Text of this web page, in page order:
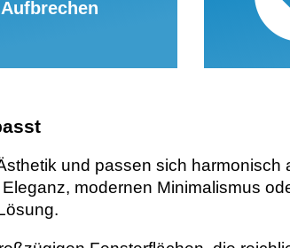
und passen sich
modernen Minimalismus